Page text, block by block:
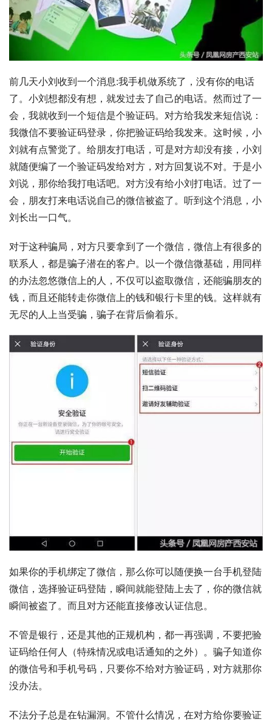
前几天小刘收到一个消息:我手机做系统了，没有你的电话
了。小刘想都没有想，就发过去了自己的电话。然而过了一
会，我就收到一个短信是个验证码。对方给我发来短信说：
我微信不要验证码登录，你把验证码给我发来。这时候，小
刘就有点警觉了。给朋友打电话，可是对方却没有接，小刘
就随便编了一个验证码发给对方，对方回复说不对。于是小
刘说，那你给我打电话吧。对方没有给小刘打电话。过了一
会，朋友打来电话说自己的微信被盗了。听到这个消息，小
刘长出一口气。
对于这种骗局，对方只要拿到了一个微信，微信上有很多的
联系人，都是骗子潜在的客户。以一个微信微基础，用同样
的办法忽悠微信上的人，不仅可以盗取微信，还能骗朋友的
钱，而且还能转走你微信上的钱和银行卡里的钱。这样就有
无尽的人上当受骗，骗子在背后偷着乐。
如果你的手机绑定了微信，那么你可以随便换一台手机登陆
微信，选择验证码登陆，瞬间就能登陆上去了，你的微信就
瞬间被盗了。而且对方还能直接修改认证信息。
不管是银行，还是其他的正规机构，都一再强调，不要把验
证码给任何人（特殊情况或电话通知的之外）。骗子知道你
的微信号和手机号码，只要你不给对方验证码，对方就那你
没办法。
不法分子总是在钻漏洞。不管什么情况，在对方给你要验证